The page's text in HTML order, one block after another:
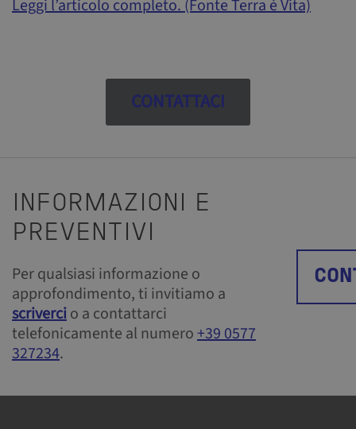
Leggi l’articolo completo. (Fonte Terra è Vita)
CONTATTACI
INFORMAZIONI E
PREVENTIVI
Per qualsiasi informazione o
approfondimento, ti invitiamo a
scrivercio a contattarci
telefonicamente al numero+39 0577
327234.